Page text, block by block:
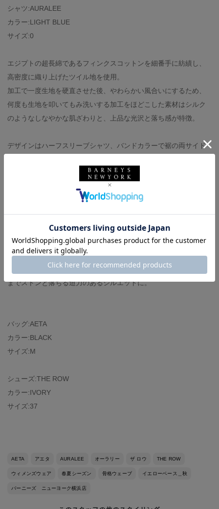
シャツ:AURALEE
カラー:LIGHT BLUE
サイズ:0
エジプトの超長綿であるフィンクスコットンを細番手に紡績し、
高密度に織り上げたツイル地を使用。
加工で一度生地を硬直させた後、やわらかい風合いにするため、
何度も生地を叩いてもみ洗いする加工をほどこした素材はシルク
のようなしなやかな肌ざわりと、上品な光沢と落ち感が特徴。
デザインはハーフスリーブシャツ、バンドカラーで裾の両サイド
カラー:BLACK
ボリュームのあるワイドストレートシルエットで仕立てられたト
ラウザーズ。
ウエストにタックを2本入れることで腿回りにゆとりを持たせ、裾
までストンと落ちる迫力のあるシルエットに。
バッグ:AETA
カラー:BLACK
サイズ:M
シューズ:THE ROW
カラー:IVORY
サイズ:37
AETA アエタ AURALEE オーラリー ザ ロウ THE ROW
ウィメンズウェア 春夏シーズン 骨格ウェーブ イエローベース＿秋
バーニーズ ニューヨーク横浜店